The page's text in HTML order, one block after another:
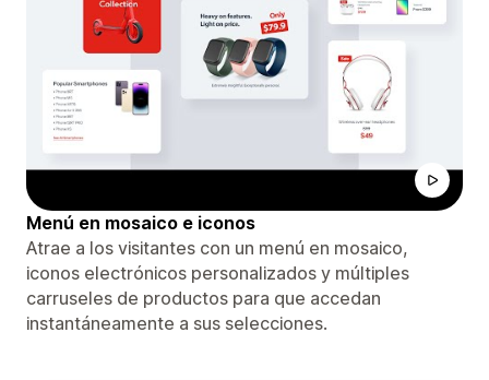
Menú en mosaico e iconos
Atrae a los visitantes con un menú en mosaico,
iconos electrónicos personalizados y múltiples
carruseles de productos para que accedan
instantáneamente a sus selecciones.